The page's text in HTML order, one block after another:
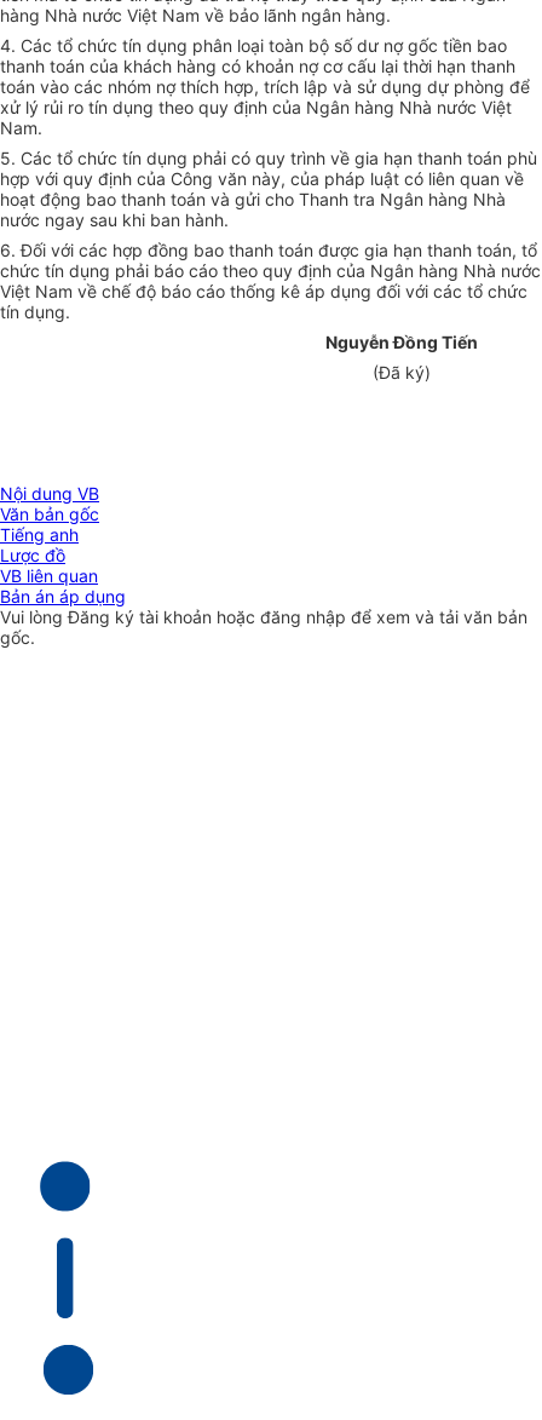
hàng Nhà nước Việt Nam về bảo lãnh ngân hàng.
4. Các tổ chức tín dụng phân loại toàn bộ số dư nợ gốc tiền bao
thanh toán của khách hàng có khoản nợ cơ cấu lại thời hạn thanh
toán vào các nhóm nợ thích hợp, trích lập và sử dụng dự phòng để
xử lý rủi ro tín dụng theo quy định của Ngân hàng Nhà nước Việt
Nam.
5. Các tổ chức tín dụng phải có quy trình về gia hạn thanh toán phù
hợp với quy định của Công văn này, của pháp luật có liên quan về
hoạt động bao thanh toán và gửi cho Thanh tra Ngân hàng Nhà
nước ngay sau khi ban hành.
6. Đối với các hợp đồng bao thanh toán được gia hạn thanh toán, tổ
chức tín dụng phải báo cáo theo quy định của Ngân hàng Nhà nước
Việt Nam về chế độ báo cáo thống kê áp dụng đối với các tổ chức
tín dụng.
Nguyễn Đồng Tiến
(Đã ký)
Nội dung VB
Văn bản gốc
Tiếng anh
Lược đồ
VB liên quan
Bản án áp dụng
Vui lòngĐăng ký tài khoản hoặc đăng nhập để xem và tải văn bản
gốc.